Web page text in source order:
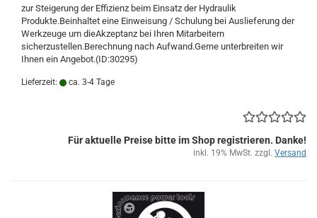
zur Steigerung der Effizienz beim Einsatz der Hydraulik
Produkte.Beinhaltet eine Einweisung / Schulung bei Auslieferung der
Werkzeuge um dieAkzeptanz bei Ihren Mitarbeitern
sicherzustellen.Berechnung nach Aufwand.Gerne unterbreiten wir
Ihnen ein Angebot.(ID:30295)
Lieferzeit: ca. 3-4 Tage
Für aktuelle Preise bitte im Shop registrieren. Danke!
inkl. 19% MwSt. zzgl. Versand